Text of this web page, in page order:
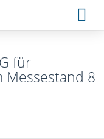
für
Messestand 8